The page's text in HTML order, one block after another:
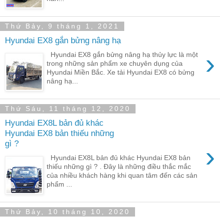
Thứ Bảy, 9 tháng 1, 2021
Hyundai EX8 gắn bửng nâng hạ
›
Hyundai EX8 gắn bửng nâng hạ thủy lực là một
trong những sản phẩm xe chuyên dụng của
Hyundai Miền Bắc. Xe tải Hyundai EX8 có bửng
nâng hạ...
Thứ Sáu, 11 tháng 12, 2020
Hyundai EX8L bản đủ khác
Hyundai EX8 bản thiếu những
gì ?
›
Hyundai EX8L bản đủ khác Hyundai EX8 bản
thiếu những gì ? . Đây là những điều thắc mắc
của nhiều khách hàng khi quan tâm đến các sản
phẩm ...
Thứ Bảy, 10 tháng 10, 2020